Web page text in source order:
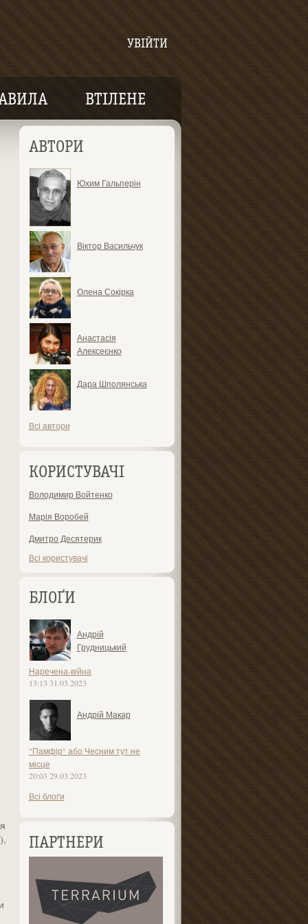
УВІЙТИ
ВТІЛЕНЕ
АВТОРИ
Юхим Гальперін
Віктор Васильчук
Олена Сокірка
Анастасія
Алексеєнко
Дара Шполянська
Всі автори
КОРИСТУВАЧІ
Володимир Войтенко
Марія Воробей
Дмитро Десятерик
Всі користувачі
БЛОҐИ
Андрій
Грудницький
Наречена-війна
13:13 31.03.2023
Андрій Макар
"Памфір" або Чесним тут не
місце
20:03 29.03.2023
Всі блоґи
ПАРТНЕРИ